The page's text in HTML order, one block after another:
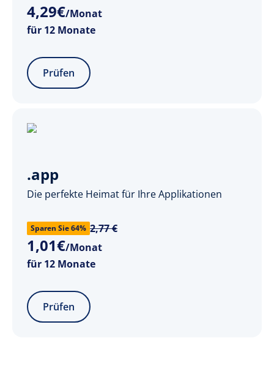
4,29€/Monat
für 12 Monate
Prüfen
.app
Die perfekte Heimat für Ihre Applikationen
Sparen Sie 64% 2,77 €
1,01€/Monat
für 12 Monate
Prüfen